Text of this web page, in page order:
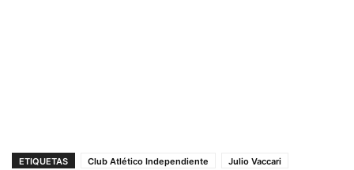
ETIQUETAS Club Atlético Independiente
Julio Vaccari